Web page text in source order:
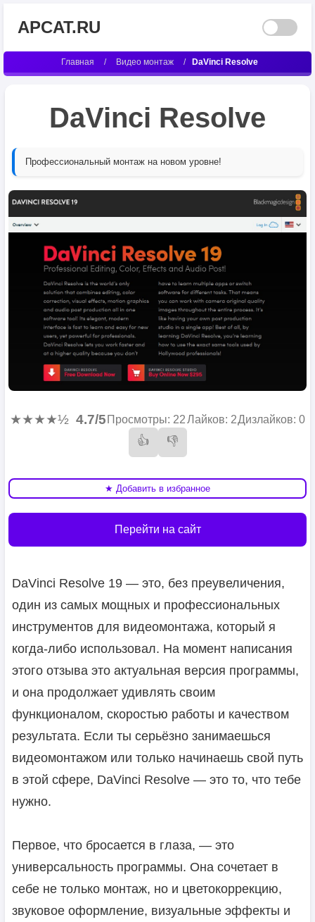
APCAT.RU
Главная / Видео монтаж / DaVinci Resolve
DaVinci Resolve
Профессиональный монтаж на новом уровне!
★★★★½ 4.7/5 Просмотры: 22Лайков: 2Дизлайков: 0
👍 👎
★ Добавить в избранное
Перейти на сайт
DaVinci Resolve 19 — это, без преувеличения,
один из самых мощных и профессиональных
инструментов для видеомонтажа, который я
когда-либо использовал. На момент написания
этого отзыва это актуальная версия программы,
и она продолжает удивлять своим
функционалом, скоростью работы и качеством
результата. Если ты серьёзно занимаешься
видеомонтажом или только начинаешь свой путь
в этой сфере, DaVinci Resolve — это то, что тебе
нужно.
Первое, что бросается в глаза, — это
универсальность программы. Она сочетает в
себе не только монтаж, но и цветокоррекцию,
звуковое оформление, визуальные эффекты и